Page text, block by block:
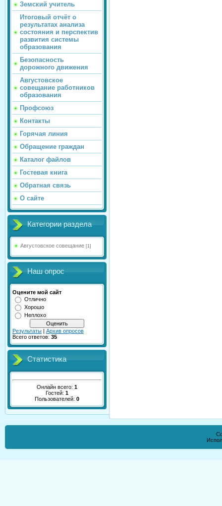
Земский учитель
Итоговый отчёт о
результатах анализа
состояния и перспектив
развития системы
образования
Безопасность
дорожного движения
Августовское
совещание работников
образования
Профсоюз
Контакты
Горячая линия
Обращение граждан
Каталог файлов
Гостевая книга
Обратная связь
О сайте
Категории раздела
Августовское совещание [1]
Наш опрос
Оцените мой сайт
Отлично
Хорошо
Неплохо
Результаты | Архив опросов
Всего ответов: 35
Статистика
Онлайн всего: 1
Гостей: 1
Пользователей: 0